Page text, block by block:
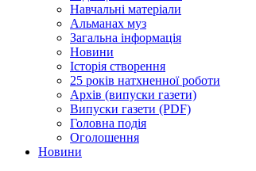
Навчальні матеріали
Альманах муз
Загальна інформація
Новини
Історія створення
25 років натхненної роботи
Архів (випуски газети)
Випуски газети (PDF)
Головна подія
Оголошення
Новини